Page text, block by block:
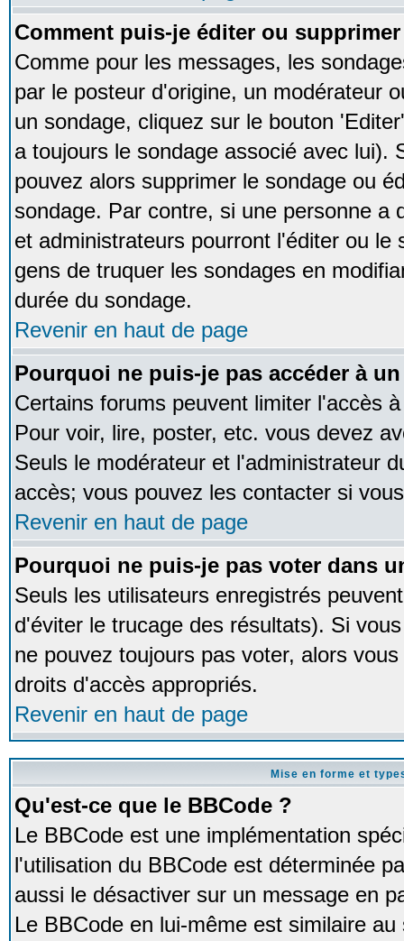
Comment puis-je éditer ou
Comme pour les messages, les
par le posteur d'origine, un modérateur
un sondage, cliquez sur le bouton
a toujours le sondage associé avec lui).
pouvez alors supprimer le sondage ou
sondage. Par contre, si une personne a
et administrateurs pourront l'éditer ou le
gens de truquer les sondages en
durée du sondage.
Revenir en haut de page
Pourquoi ne puis-je pas accéder à
Certains forums peuvent limiter l'accès
Pour voir, lire, poster, etc. vous devez
Seuls le modérateur et l'administrateur
accès; vous pouvez les contacter si
Revenir en haut de page
Pourquoi ne puis-je pas voter dans
Seuls les utilisateurs enregistrés
d'éviter le trucage des résultats). Si
ne pouvez toujours pas voter, alors
droits d'accès appropriés.
Revenir en haut de page
Mise en forme et
Qu'est-ce que le BBCode ?
Le BBCode est une implémentation
l'utilisation du BBCode est déterminée
aussi le désactiver sur un message en
Le BBCode en lui-même est similaire